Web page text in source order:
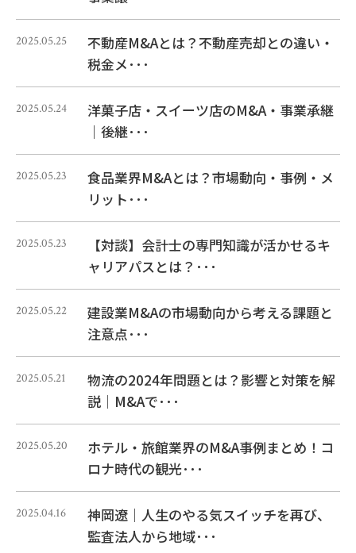
2025.05.25
不動産M&Aとは？不動産売却との違い・
税金メ･･･
2025.05.24
洋菓子店・スイーツ店のM&A・事業承継
｜後継･･･
2025.05.23
食品業界M&Aとは？市場動向・事例・メ
リット･･･
2025.05.23
【対談】会計士の専門知識が活かせるキ
ャリアパスとは？･･･
2025.05.22
建設業M&Aの市場動向から考える課題と
注意点･･･
2025.05.21
物流の2024年問題とは？影響と対策を解
説｜M&Aで･･･
2025.05.20
ホテル・旅館業界のM&A事例まとめ！コ
ロナ時代の観光･･･
2025.04.16
神岡遼｜人生のやる気スイッチを再び、
監査法人から地域･･･